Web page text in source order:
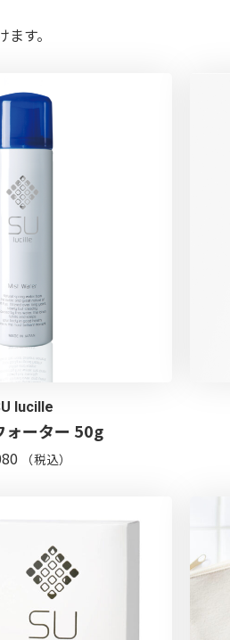
す。
lucille
ォーター 50g
（税込）